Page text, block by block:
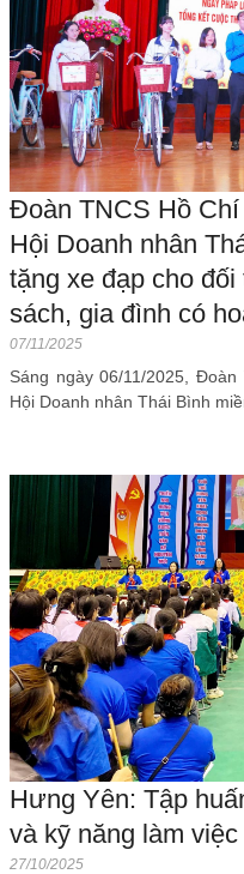
Đoàn TNCS Hồ
Hội Doanh nhân
tặng xe đạp cho
sách, gia đình có
07/11/2025
Sáng ngày 06/11/2025,
Hội Doanh nhân Thái Bình
Hưng Yên: Tập
và kỹ năng làm
27/10/2025